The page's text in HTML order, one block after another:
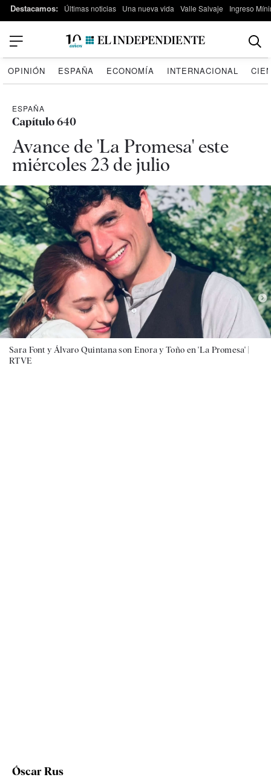
Destacamos: Últimas noticias Una nueva vida Valle Salvaje Ingreso
OPINIÓN ESPAÑA ECONOMÍA INTERNACIONAL
ESPAÑA
Capítulo 640
Avance de 'La Promesa' este
miércoles 23 de julio
Sara Font y Álvaro Quintana son Enora y Toño en 'La Promesa' |
RTVE
Óscar Rus